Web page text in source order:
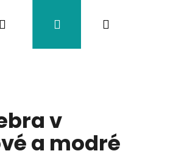
kočárek Twistík kousátka
Hledat PřihlášeníNákupní
v
a modré